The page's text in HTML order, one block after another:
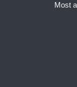
Most